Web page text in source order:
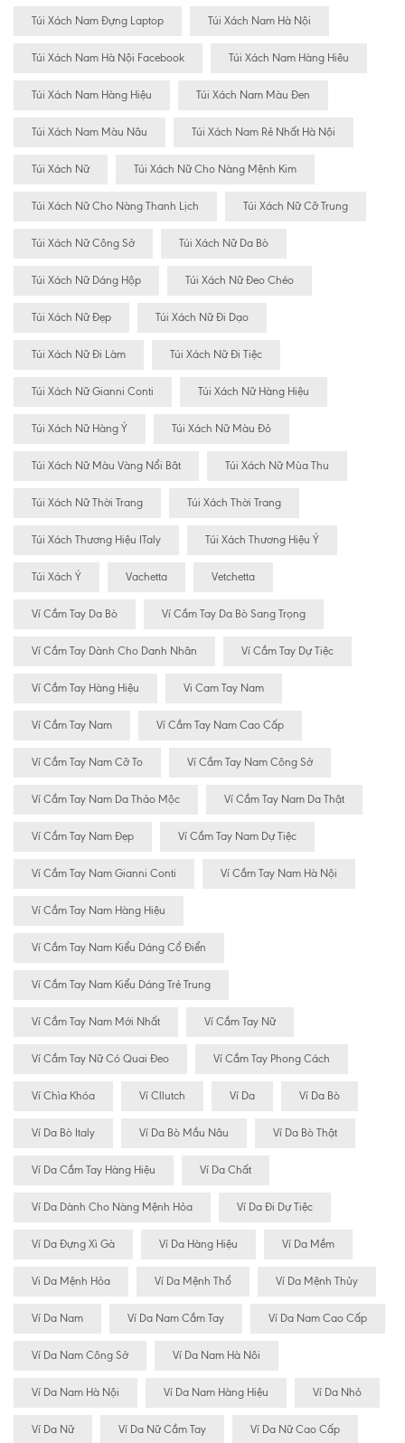
Túi Xách Nam Đựng Laptop Túi Xách Nam Hà Nội
Túi Xách Nam Hà Nội Facebook Túi Xách Nam Hàng Hiêu
Túi Xách Nam Hàng Hiệu Túi Xách Nam Màu Đen
Túi Xách Nam Màu Nâu Túi Xách Nam Rẻ Nhất Hà Nội
Túi Xách Nữ Túi Xách Nữ Cho Nàng Mệnh Kim
Túi Xách Nữ Cho Nàng Thanh Lịch Túi Xách Nữ Cỡ Trung
Túi Xách Nữ Công Sở Túi Xách Nữ Da Bò
Túi Xách Nữ Dáng Hộp Túi Xách Nữ Đeo Chéo
Túi Xách Nữ Đẹp Túi Xách Nữ Đi Dạo
Túi Xách Nữ Đi Làm Túi Xách Nữ Đi Tiệc
Túi Xách Nữ Gianni Conti Túi Xách Nữ Hàng Hiệu
Túi Xách Nữ Hàng Ý Túi Xách Nữ Màu Đỏ
Túi Xách Nữ Màu Vàng Nổi Bât Túi Xách Nữ Mùa Thu
Túi Xách Nữ Thời Trang Túi Xách Thời Trang
Túi Xách Thương Hiệu ITaly Túi Xách Thương Hiệu Ý
Túi Xách Ý Vachetta Vetchetta
Ví Cầm Tay Da Bò Ví Cầm Tay Da Bò Sang Trọng
Ví Cầm Tay Dành Cho Danh Nhân Ví Cầm Tay Dự Tiệc
Ví Cầm Tay Hàng Hiệu Vi Cam Tay Nam
Ví Cầm Tay Nam Ví Cầm Tay Nam Cao Cấp
Ví Cầm Tay Nam Cỡ To Ví Cầm Tay Nam Công Sở
Ví Cầm Tay Nam Da Thảo Mộc Ví Cầm Tay Nam Da Thật
Ví Cầm Tay Nam Đẹp Ví Cầm Tay Nam Dự Tiệc
Ví Cầm Tay Nam Gianni Conti Ví Cầm Tay Nam Hà Nội
Ví Cầm Tay Nam Hàng Hiệu
Ví Cầm Tay Nam Kiểu Dáng Cổ Điển
Ví Cầm Tay Nam Kiểu Dáng Trẻ Trung
Ví Cầm Tay Nam Mới Nhất Ví Cầm Tay Nữ
Ví Cầm Tay Nữ Có Quai Đeo Ví Cầm Tay Phong Cách
Ví Chìa Khóa Ví Cllutch Ví Da Ví Da Bò
Ví Da Bò Italy Ví Da Bò Mầu Nâu Ví Da Bò Thật
Ví Da Cầm Tay Hàng Hiệu Ví Da Chất
Ví Da Dành Cho Nàng Mệnh Hỏa Ví Da Đi Dự Tiệc
Ví Da Đựng Xì Gà Ví Da Hàng Hiệu Ví Da Mềm
Vi Da Mệnh Hỏa Ví Da Mệnh Thổ Ví Da Mệnh Thủy
Ví Da Nam Ví Da Nam Cầm Tay Ví Da Nam Cao Cấp
Ví Da Nam Công Sở Ví Da Nam Hà Nôi
Ví Da Nam Hà Nội Ví Da Nam Hàng Hiệu Ví Da Nhỏ
Ví Da Nữ Ví Da Nữ Cầm Tay Ví Da Nữ Cao Cấp